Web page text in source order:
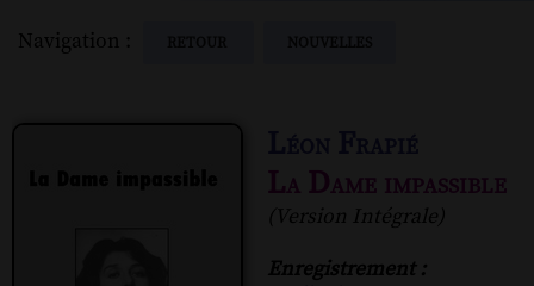
Navigation :
La Dame impassible
(Version Intégrale)
Enregistrement :